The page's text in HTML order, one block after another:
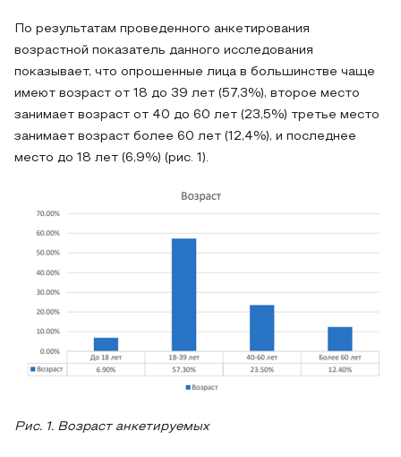
По результатам проведенного анкетирования
возрастной показатель данного исследования
показывает, что опрошенные лица в большинстве чаще
имеют возраст от 18 до 39 лет (57,3%), второе место
занимает возраст от 40 до 60 лет (23,5%) третье место
занимает возраст более 60 лет (12,4%), и последнее
место до 18 лет (6,9%) (рис. 1).
Рис. 1. Возраст анкетируемых